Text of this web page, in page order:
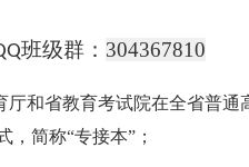
班级群： 304367810
厅和省教育考试院在全省普
，简称“专接本”；